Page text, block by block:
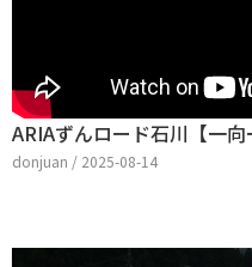
ARIAずんロード石川【一向
donjuan / 2025-08-14